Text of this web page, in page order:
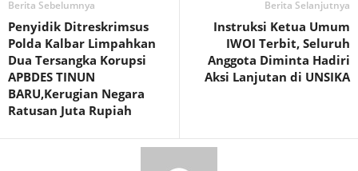
Berita Sebelumnya
Penyidik Ditreskrimsus
Polda Kalbar Limpahkan
Dua Tersangka Korupsi
APBDES TINUN
BARU,Kerugian Negara
Ratusan Juta Rupiah
Berita Selanjutnya
Instruksi Ketua Umum
IWOI Terbit, Seluruh
Anggota Diminta Hadiri
Aksi Lanjutan di UNSIKA